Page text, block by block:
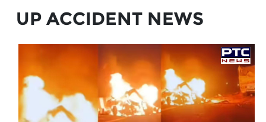
UP ACCIDENT NEWS